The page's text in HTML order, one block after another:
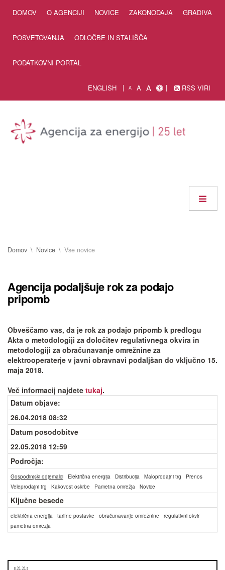
DOMOV O AGENCIJI NOVICE ZAKONODAJA GRADIVA
POSVETOVANJA ODLOČBE IN STALIŠČA
PODATKOVNI PORTAL
ENGLISH A A A RSS VIRI
Domov Novice Vse novice
Agencija podaljšuje rok za podajo
pripomb
Obveščamo vas, da je rok za podajo pripomb k predlogu
Akta o metodologiji za določitev regulativnega okvira in
metodologiji za obračunavanje omrežnine za
elektrooperaterje v javni obravnavi podaljšan do vključno 15.
maja 2018.
Več informacij najdete tukaj.
Datum objave:
26.04.2018 08:32
Datum posodobitve
22.05.2018 12:59
Področja:
Gospodinjski odjemalci Električna energija Distribucija Maloprodajni trg
Prenos
Veleprodajni trg
Kakovost oskrbe Pametna omrežja Novice
Ključne besede
električna energija tarifne postavke obračunavanje omrežnine
regulativni okvir
pametna omrežja